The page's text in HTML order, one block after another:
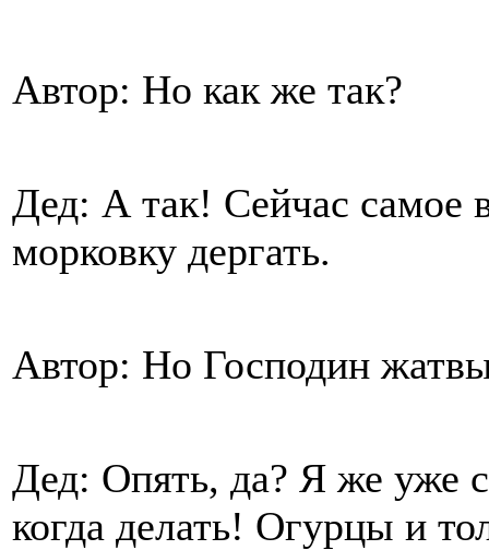
Автор: Но как же так?
Дед: А так! Сейчас самое
морковку дергать.
Автор: Но Господин
Дед: Опять, да? Я же уже
когда делать! Огурцы и